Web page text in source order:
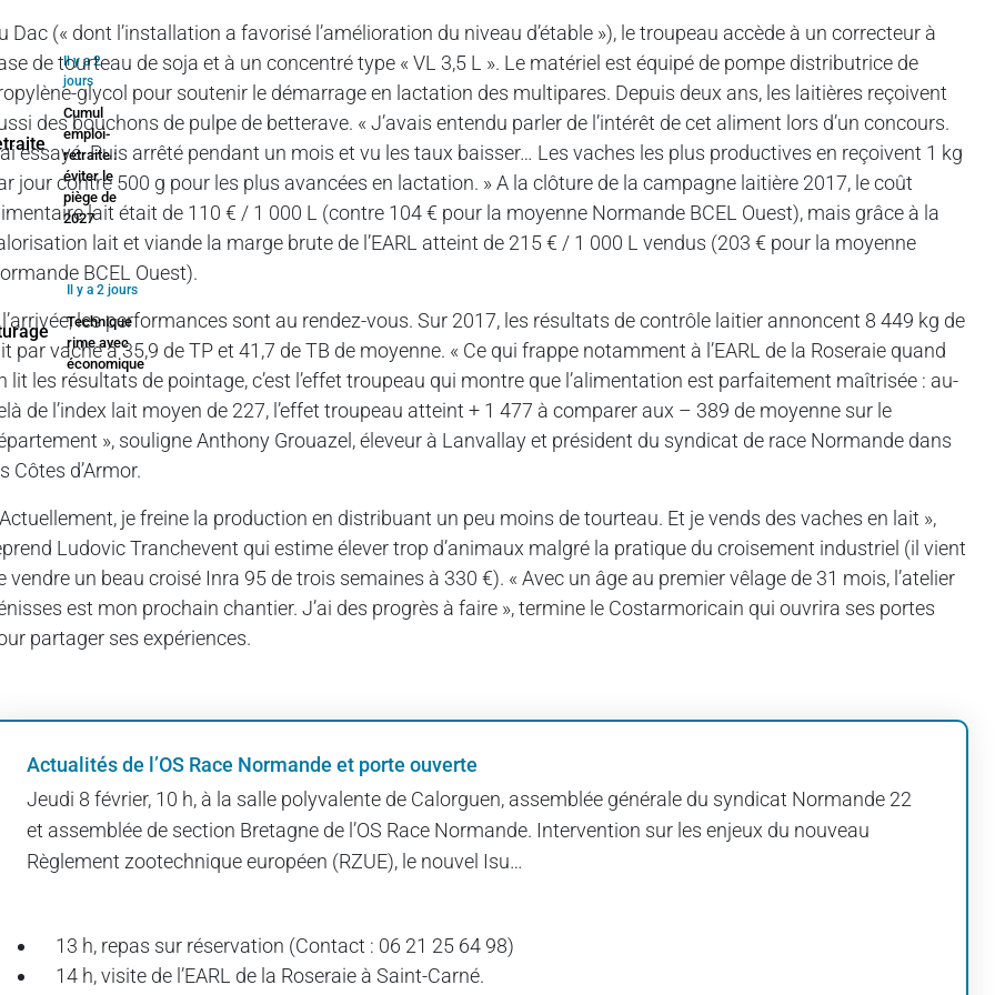
Dac (« dont l’installation a favorisé l’amélioration du niveau d’étable »), le troupeau accède à un correcteur à
de tourteau de soja et à un concentré type « VL 3,5 L ». Le matériel est équipé de pompe distributrice de
glycol pour soutenir le démarrage en lactation des multipares. Depuis deux ans, les laitières reçoivent
des bouchons de pulpe de betterave. « J’avais entendu parler de l’intérêt de cet aliment lors d’un concours.
essayé. Puis arrêté pendant un mois et vu les taux baisser… Les vaches les plus productives en reçoivent 1 kg
jour contre 500 g pour les plus avancées en lactation. » A la clôture de la campagne laitière 2017, le coût
lait était de 110 € / 1 000 L (contre 104 € pour la moyenne Normande BCEL Ouest), mais grâce à la
lait et viande la marge brute de l’EARL atteint de 215 € / 1 000 L vendus (203 € pour la moyenne
BCEL Ouest).
l’arrivée, les performances sont au rendez-vous. Sur 2017, les résultats de contrôle laitier annoncent 8 449 kg de
par vache à 35,9 de TP et 41,7 de TB de moyenne. « Ce qui frappe notamment à l’EARL de la Roseraie quand
lit les résultats de pointage, c’est l’effet troupeau qui montre que l’alimentation est parfaitement maîtrisée : au-
de l’index lait moyen de 227, l’effet troupeau atteint + 1 477 à comparer aux – 389 de moyenne sur le
», souligne Anthony Grouazel, éleveur à Lanvallay et président du syndicat de race Normande dans
Côtes d’Armor.
je freine la production en distribuant un peu moins de tourteau. Et je vends des vaches en lait »,
Ludovic Tranchevent qui estime élever trop d’animaux malgré la pratique du croisement industriel (il vient
vendre un beau croisé Inra 95 de trois semaines à 330 €). « Avec un âge au premier vêlage de 31 mois, l’atelier
est mon prochain chantier. J’ai des progrès à faire », termine le Costarmoricain qui ouvrira ses portes
partager ses expériences.
Actualités de l’OS Race Normande et porte ouverte
Jeudi 8 février, 10 h, à la salle polyvalente de Calorguen, assemblée générale du syndicat Normande 22
et assemblée de section Bretagne de l’OS Race Normande. Intervention sur les enjeux du nouveau
Règlement zootechnique européen (RZUE), le nouvel Isu…
13 h, repas sur réservation (Contact : 06 21 25 64 98)
14 h, visite de l’EARL de la Roseraie à Saint-Carné.
Il y a 2
jours
Cumul
emploi-
retraite :
éviter le
piège de
2027
Il y a 2 jours
Technique
rime avec
économique